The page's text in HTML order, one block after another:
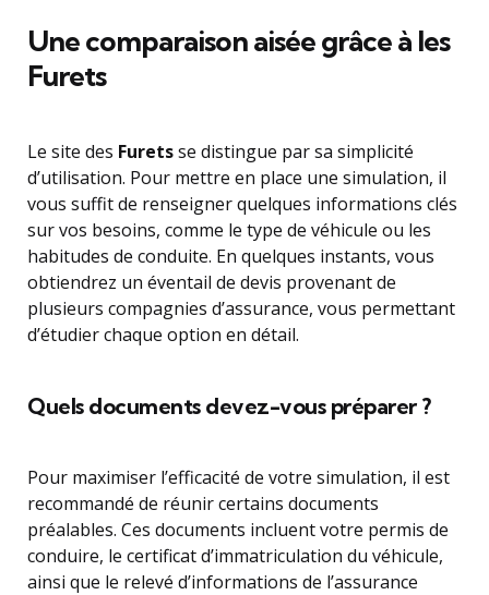
Une comparaison aisée grâce à les
Furets
Le site des Furetsse distingue par sa simplicité
d’utilisation. Pour mettre en place une simulation, il
vous suffit de renseigner quelques informations clés
sur vos besoins, comme le type de véhicule ou les
habitudes de conduite. En quelques instants, vous
obtiendrez un éventail de devis provenant de
plusieurs compagnies d’assurance, vous permettant
d’étudier chaque option en détail.
Quels documents devez-vous préparer ?
Pour maximiser l’efficacité de votre simulation, il est
recommandé de réunir certains documents
préalables. Ces documents incluent votre permis de
conduire, le certificat d’immatriculation du véhicule,
ainsi que le relevé d’informations de l’assurance